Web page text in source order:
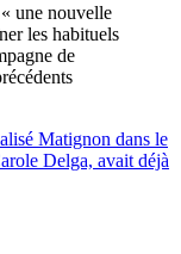
une nouvelle
les habituels
de
Matignon dans le
Delga, avait déjà